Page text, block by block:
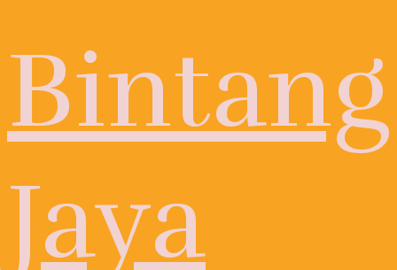
Bintang
Jaya